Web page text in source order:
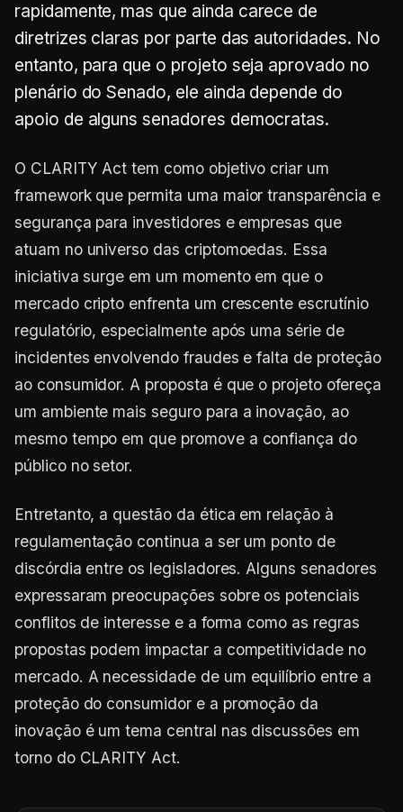
rapidamente, mas que ainda carece de
diretrizes claras por parte das autoridades. No
entanto, para que o projeto seja aprovado no
plenário do Senado, ele ainda depende do
apoio de alguns senadores democratas.
O CLARITY Act tem como objetivo criar um
framework que permita uma maior transparência e
segurança para investidores e empresas que
atuam no universo das criptomoedas. Essa
iniciativa surge em um momento em que o
mercado cripto enfrenta um crescente escrutínio
regulatório, especialmente após uma série de
incidentes envolvendo fraudes e falta de proteção
ao consumidor. A proposta é que o projeto ofereça
um ambiente mais seguro para a inovação, ao
mesmo tempo em que promove a confiança do
público no setor.
Entretanto, a questão da ética em relação à
regulamentação continua a ser um ponto de
discórdia entre os legisladores. Alguns senadores
expressaram preocupações sobre os potenciais
conflitos de interesse e a forma como as regras
propostas podem impactar a competitividade no
mercado. A necessidade de um equilíbrio entre a
proteção do consumidor e a promoção da
inovação é um tema central nas discussões em
torno do CLARITY Act.